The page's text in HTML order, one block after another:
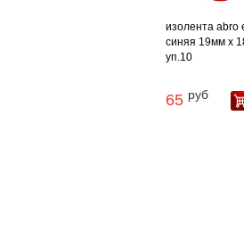
изолента abro
синяя 19мм х
уп.10
65 руб